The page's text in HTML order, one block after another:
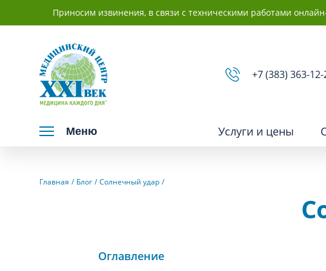
Приносим извинения, в связи с техническими работами
+7 (383) 363-12-
Меню Услуги и цены
Главная Блог Солнечный удар
Оглавление